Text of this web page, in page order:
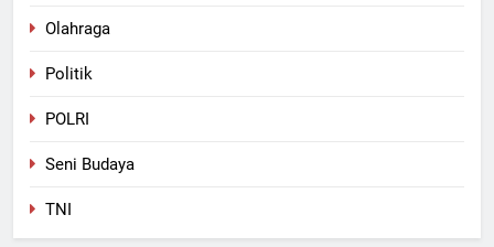
Olahraga
Politik
POLRI
Seni Budaya
TNI